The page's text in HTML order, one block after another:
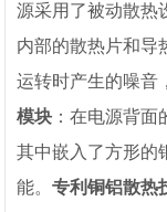
源采用了被动散热
内部的散热片和导
运转时产生的噪音
模块 ：在电源背
其中嵌入了方形的
能。专利铜铝散热